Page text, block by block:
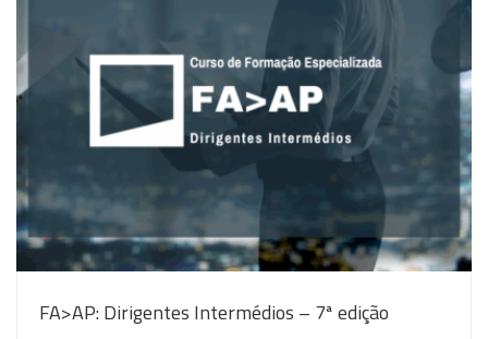
FA>AP: Dirigentes Intermédios – 7ª edição